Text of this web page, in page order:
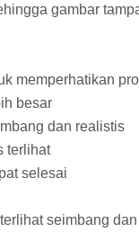
gambar
memperhatikan
besar
dan realistis
terlihat
selesai
seimbang